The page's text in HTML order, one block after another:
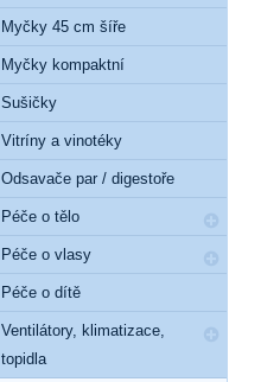
Myčky 45 cm šíře
Myčky kompaktní
Sušičky
Vitríny a vinotéky
Odsavače par / digestoře
Péče o tělo
Péče o vlasy
Péče o dítě
Ventilátory, klimatizace,
topidla